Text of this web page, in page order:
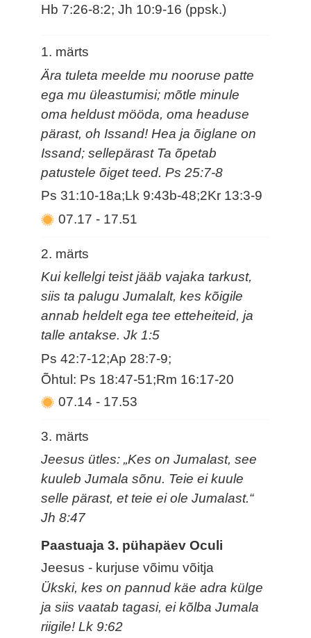
Hb 7:26-8:2; Jh 10:9-16 (ppsk.)
1. märts
Ära tuleta meelde mu nooruse patte
ega mu üleastumisi; mõtle minule
oma heldust mööda, oma headuse
pärast, oh Issand! Hea ja õiglane on
Issand; sellepärast Ta õpetab
patustele õiget teed. Ps 25:7-8
Ps 31:10-18a;Lk 9:43b-48;2Kr 13:3-9
07.17- 17.51
2. märts
Kui kellelgi teist jääb vajaka tarkust,
siis ta palugu Jumalalt, kes kõigile
annab heldelt ega tee etteheiteid, ja
talle antakse. Jk 1:5
Ps 42:7-12;Ap 28:7-9;
Õhtul: Ps 18:47-51;Rm 16:17-20
07.14- 17.53
3. märts
Jeesus ütles: „Kes on Jumalast, see
kuuleb Jumala sõnu. Teie ei kuule
selle pärast, et teie ei ole Jumalast.“
Jh 8:47
Paastuaja 3. pühapäev Oculi
Jeesus - kurjuse võimu võitja
Ükski, kes on pannud käe adra külge
ja siis vaatab tagasi, ei kõlba Jumala
riigile! Lk 9:62